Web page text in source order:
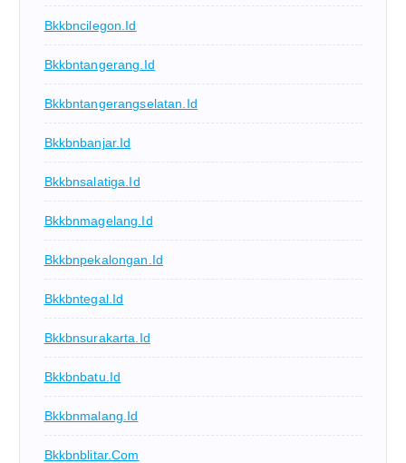
Bkkbncilegon.id
Bkkbntangerang.id
Bkkbntangerangselatan.id
Bkkbnbanjar.id
Bkkbnsalatiga.id
Bkkbnmagelang.id
Bkkbnpekalongan.id
Bkkbntegal.id
Bkkbnsurakarta.id
Bkkbnbatu.id
Bkkbnmalang.id
Bkkbnblitar.com